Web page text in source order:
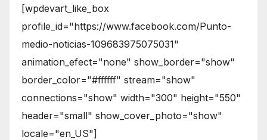
[wpdevart_like_box
profile_id="https://www.facebook.com/Punto-
medio-noticias-109683975075031"
animation_efect="none" show_border="show"
border_color="#ffffff" stream="show"
connections="show" width="300" height="550"
header="small" show_cover_photo="show"
locale="en_US"]